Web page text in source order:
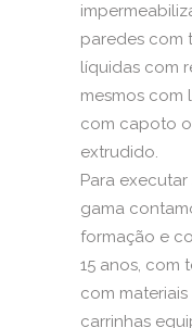
paredes com
líquidas com
mesmos com
com capoto
extrudido.
Para
gama
formação e
15 anos, com
com
carrinhas